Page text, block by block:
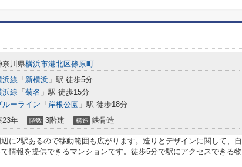
奈川県横浜市港北区篠原町
浜線 「 新横浜 」駅 徒歩5分
浜線 「 菊名 」駅 徒歩15分
ルーライン 「 岸根公園 」駅 徒歩18分
23年 階数 3階建 構造 鉄骨造
に2駅あるので移動範囲も広がります。造りとデザインに関して、自
情報を提供できるマンションです。徒歩5分で駅にアクセスできる物